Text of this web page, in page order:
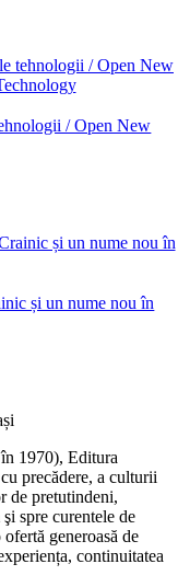
/ Open New
și un nume nou în
1970), Editura
precădere, a culturii
de pretutindeni,
spre curentele de
generoasă de
continuitatea